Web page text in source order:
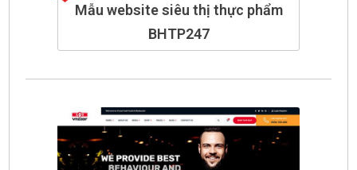
Mẫu website siêu thị thực phẩm
BHTP247